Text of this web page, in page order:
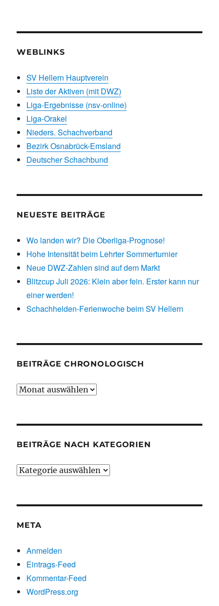
WEBLINKS
SV Hellern Hauptverein
Liste der Aktiven (mit DWZ)
Liga-Ergebnisse (nsv-online)
Liga-Orakel
Nieders. Schachverband
Bezirk Osnabrück-Emsland
Deutscher Schachbund
NEUESTE BEITRÄGE
Wo landen wir? Die Oberliga-Prognose!
Hohe Intensität beim Lehrter Sommerturnier
Neue DWZ-Zahlen sind auf dem Markt
Blitzcup Juli 2026: Klein aber fein. Erster kann nur
einer werden!
Schachhelden-Ferienwoche beim SV Hellern
BEITRÄGE CHRONOLOGISCH
Beiträge
BEITRÄGE NACH KATEGORIEN
Beiträge
META
Anmelden
Eintrags-Feed
Kommentar-Feed
WordPress.org